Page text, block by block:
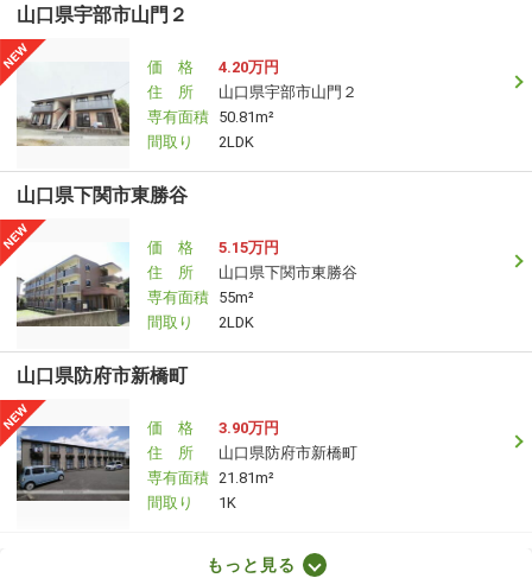
山口県宇部市山門２
価 格
4.20万円
住 所
山口県宇部市山門２
専有面積 50.81m²
間取り
2LDK
山口県下関市東勝谷
価 格
5.15万円
住 所
山口県下関市東勝谷
専有面積 55m²
間取り
2LDK
山口県防府市新橋町
価 格
3.90万円
住 所
山口県防府市新橋町
専有面積 21.81m²
間取り
1K
もっと見る